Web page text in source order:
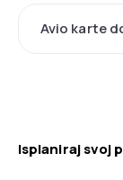
Avio karte
Isplaniraj svoj